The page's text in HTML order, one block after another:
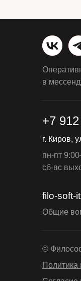
filo-soft-
Общие
©
Политика
+7
г. Киров,
пн-пт
сб-вс
в